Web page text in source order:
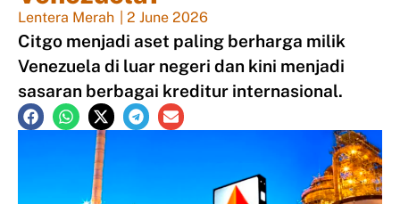
Lentera Merah 2 June 2026
Citgo menjadi aset paling berharga milik
Venezuela di luar negeri dan kini menjadi
sasaran berbagai kreditur internasional.